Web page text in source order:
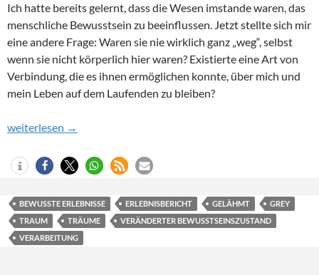
Ich hatte bereits gelernt, dass die Wesen imstande waren, das
menschliche Bewusstsein zu beeinflussen. Jetzt stellte sich mir
eine andere Frage: Waren sie nie wirklich ganz „weg“, selbst
wenn sie nicht körperlich hier waren? Existierte eine Art von
Verbindung, die es ihnen ermöglichen konnte, über mich und
mein Leben auf dem Laufenden zu bleiben?
Teil 9 – Die Hand
weiterlesen →
BEWUSSTE ERLEBNISSE ERLEBNISBERICHT GELÄHMT
GREY
TRAUM
TRÄUME
VERÄNDERTER BEWUSSTSEINSZUSTAND
VERARBEITUNG